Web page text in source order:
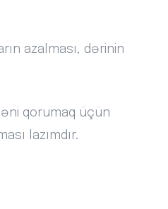
azalması, dərinin
qorumaq üçün
lazımdır.